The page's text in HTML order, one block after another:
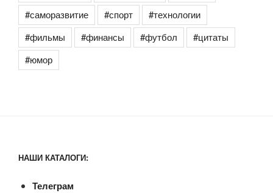
#саморазвитие
#спорт
#технологии
#фильмы
#финансы #футбол
#цитаты
#юмор
НАШИ КАТАЛОГИ:
Телеграм